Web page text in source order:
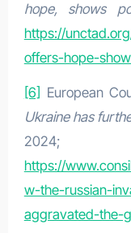
hope, shows
https://
offers-hope-
[6] European
Ukraine has
2024;
https://
w-the-russian-
aggravated-the-